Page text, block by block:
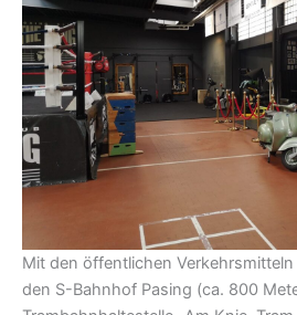
Mit den öffentlichen
den S-Bahnhof Pasing (ca. 800